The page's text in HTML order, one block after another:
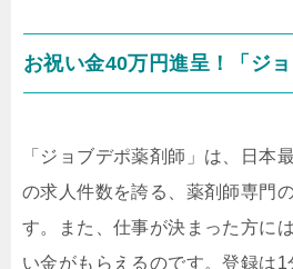
お祝い金40万円進呈！「ジョ
「ジョブデポ薬剤師」は、日本
の求人件数を誇る、薬剤師専門
す。また、仕事が決まった方に
い金がもらえるのです。登録は